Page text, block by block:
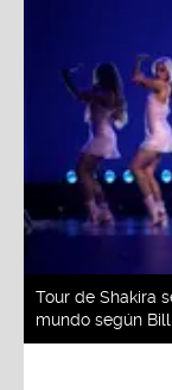
Tour de Shakira
mundo según